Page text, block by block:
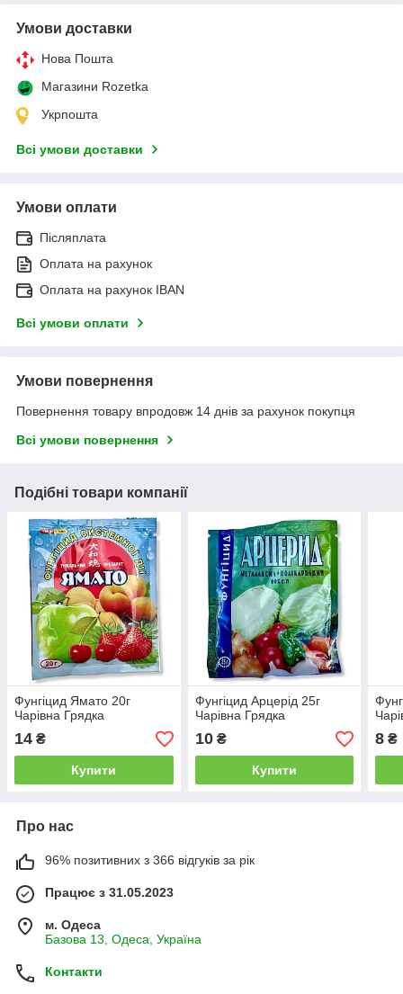
Умови доставки
Нова Пошта
Магазини Rozetka
Укрпошта
Всі умови доставки
Умови оплати
Післяплата
Оплата на рахунок
Оплата на рахунок IBAN
Всі умови оплати
Умови повернення
Повернення товару впродовж 14 днів за рахунок покупця
Всі умови повернення
Подібні товари компанії
Фунгіцид Ямато 20г
Чарівна Грядка
14 ₴
Купити
Фунгіцид Арцерід 25г
Чарівна Грядка
10₴
Купити
8 ₴
Про нас
96% позитивних з 366 відгуків за рік
Працює з 31.05.2023
м. Одеса
Базова 13, Одеса, Україна
Контакти